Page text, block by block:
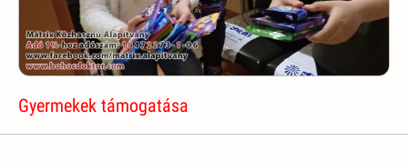
Gyermekek támogatása